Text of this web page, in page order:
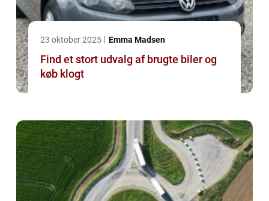
23 oktober 2025 Emma Madsen
Find et stort udvalg af brugte biler og
køb klogt